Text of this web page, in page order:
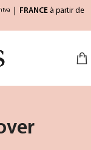
htva FRANCE à partir de